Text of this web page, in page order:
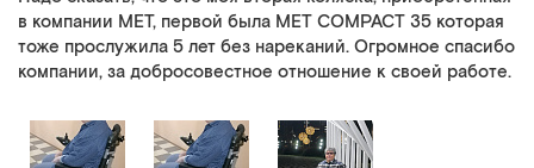
в компании МЕТ, первой была MET COMPACT 35 которая
тоже прослужила 5 лет без нареканий. Огромное спасибо
компании, за добросовестное отношение к своей работе.